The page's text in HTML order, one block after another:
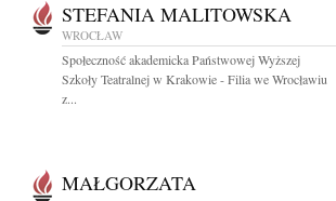
STEFANIA MALITOWSKA
WROCŁAW
Społeczność akademicka Państwowej Wyższej
Szkoły Teatralnej w Krakowie - Filia we Wrocławiu
z...
MAŁGORZATA